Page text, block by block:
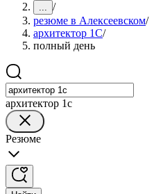
... /
резюме в Алексеевском/
архитектор 1С/
полный день
архитектор 1с
Резюме